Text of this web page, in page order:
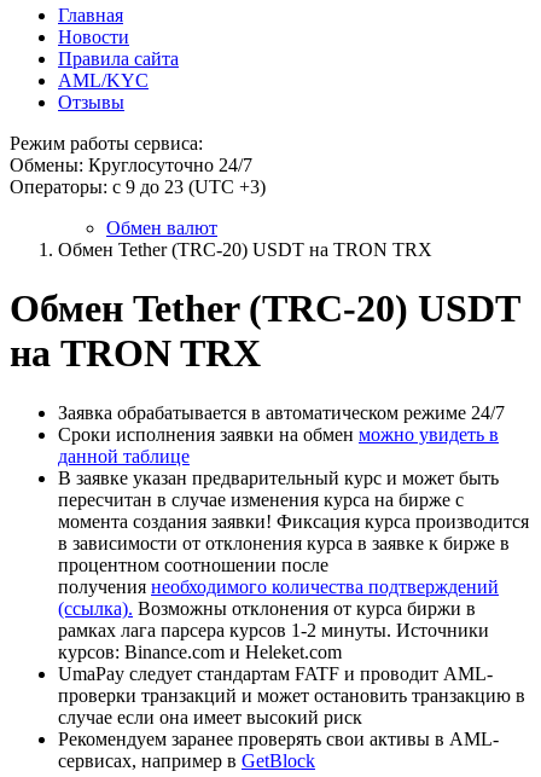
Главная
Новости
Правила сайта
AML/KYC
Отзывы
Режим работы сервиса:
Обмены: Круглосуточно 24/7
Операторы: с 9 до 23 (UTC +3)
Обмен валют
Обмен Tether (TRC-20) USDT на TRON TRX
Обмен Tether (TRC-20) USDT
на TRON TRX
Заявка обрабатывается в автоматическом режиме 24/7
Сроки исполнения заявки на обмен можно увидеть в
данной таблице
В заявке указан предварительный курс и может быть
пересчитан в случае изменения курса на бирже с
момента создания заявки! Фиксация курса производится
в зависимости от отклонения курса в заявке к бирже в
процентном соотношении после
получения необходимого количества подтверждений
(ссылка). Возможны отклонения от курса биржи в
рамках лага парсера курсов 1-2 минуты. Источники
курсов: Binance.com и Heleket.com
UmaPay следует стандартам FATF и проводит AML-
проверки транзакций и может остановить транзакцию в
случае если она имеет высокий риск
Рекомендуем заранее проверять свои активы в AML-
сервисах, например в GetBlock